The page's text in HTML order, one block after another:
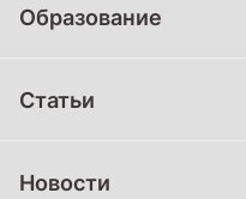
Образование
Статьи
Новости